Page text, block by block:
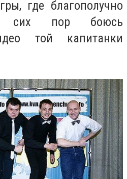
где благополучно
сих пор боюсь
той капитанки